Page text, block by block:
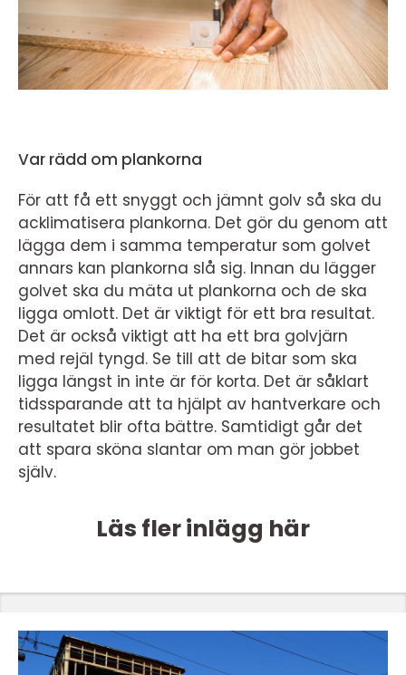
Var rädd om plankorna
För att få ett snyggt och jämnt golv så ska du
acklimatisera plankorna. Det gör du genom att
lägga dem i samma temperatur som golvet
annars kan plankorna slå sig. Innan du lägger
golvet ska du mäta ut plankorna och de ska
ligga omlott. Det är viktigt för ett bra resultat.
Det är också viktigt att ha ett bra golvjärn
med rejäl tyngd. Se till att de bitar som ska
ligga längst in inte är för korta. Det är såklart
tidssparande att ta hjälpt av hantverkare och
resultatet blir ofta bättre. Samtidigt går det
att spara sköna slantar om man gör jobbet
själv.
Läs fler inlägg här